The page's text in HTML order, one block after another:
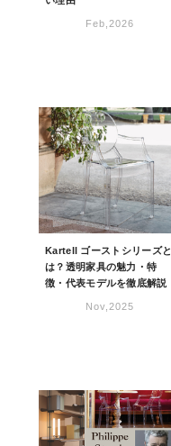
Feb,2026
Kartell ゴーストシリーズと
は？透明家具の魅力・特
徴・代表モデルを徹底解説
Nov,2025